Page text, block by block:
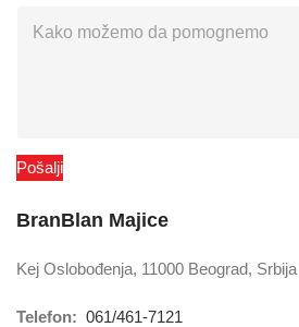
Pošalji
BranBlan Majice
Kej Oslobođenja, 11000 Beograd, Srbija
Telefon: 061/461-7121